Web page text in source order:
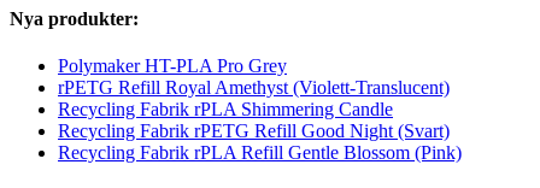
Nya produkter:
Polymaker HT-PLA Pro Grey
rPETG Refill Royal Amethyst (Violett-Translucent)
Recycling Fabrik rPLA Shimmering Candle
Recycling Fabrik rPETG Refill Good Night (Svart)
Recycling Fabrik rPLA Refill Gentle Blossom (Pink)